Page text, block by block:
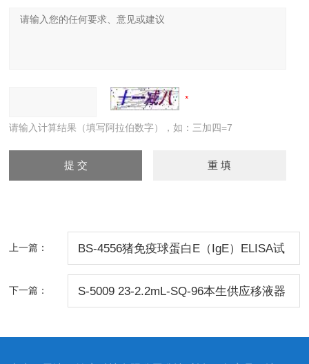
请输入计算结果（填写阿拉伯数字），如：三加四=7
上一篇： BS-4556猪免疫球蛋白E（IgE）ELISA试
下一篇： S-5009 23-2.2mL-SQ-96本生供应移液器